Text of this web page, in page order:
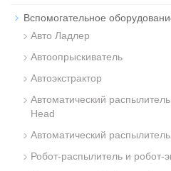
Вспомогательное
Авто Ладлер
Автоопрыскиватель
Автоэкстрактор
Автоматический
Head
Автоматический
Робот-распылитель и робот-